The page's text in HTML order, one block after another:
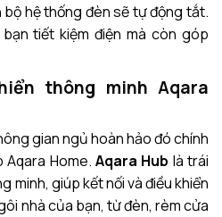
bộ hệ thống đèn sẽ tự động tắt.
tiết kiệm điện mà còn góp
thông minh Aqara
gian ngủ hoàn hảo đó chính
Aqara Home. Aqara Hub là trái
minh, giúp kết nối và điều khiển
nhà của bạn, từ đèn, rèm cửa